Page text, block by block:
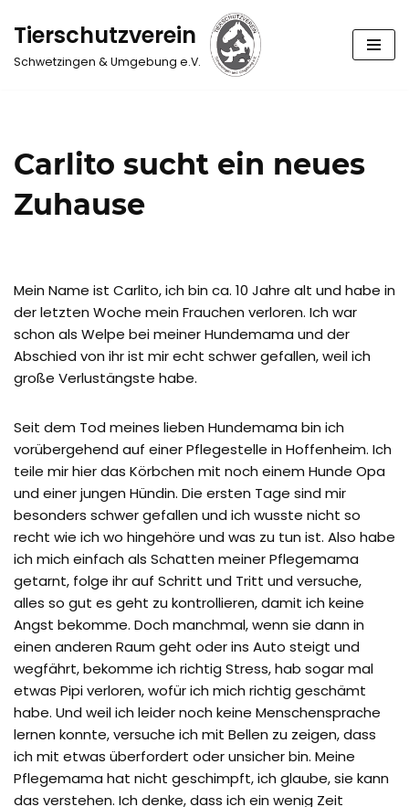
Zum
Inhalt
Tierschutzverein
Schwetzingen & Umgebung e.V.
Carlito sucht ein neues
Zuhause
Mein Name ist Carlito, ich bin ca. 10 Jahre alt und habe in
der letzten Woche mein Frauchen verloren. Ich war
schon als Welpe bei meiner Hundemama und der
Abschied von ihr ist mir echt schwer gefallen, weil ich
große Verlustängste habe.
Seit dem Tod meines lieben Hundemama bin ich
vorübergehend auf einer Pflegestelle in Hoffenheim. Ich
teile mir hier das Körbchen mit noch einem Hunde Opa
und einer jungen Hündin. Die ersten Tage sind mir
besonders schwer gefallen und ich wusste nicht so
recht wie ich wo hingehöre und was zu tun ist. Also habe
ich mich einfach als Schatten meiner Pflegemama
getarnt, folge ihr auf Schritt und Tritt und versuche,
alles so gut es geht zu kontrollieren, damit ich keine
Angst bekomme. Doch manchmal, wenn sie dann in
einen anderen Raum geht oder ins Auto steigt und
wegfährt, bekomme ich richtig Stress, hab sogar mal
etwas Pipi verloren, wofür ich mich richtig geschämt
habe. Und weil ich leider noch keine Menschensprache
lernen konnte, versuche ich mit Bellen zu zeigen, dass
ich mit etwas überfordert oder unsicher bin. Meine
Pflegemama hat nicht geschimpft, ich glaube, sie kann
das verstehen. Ich denke, dass ich ein wenig Zeit